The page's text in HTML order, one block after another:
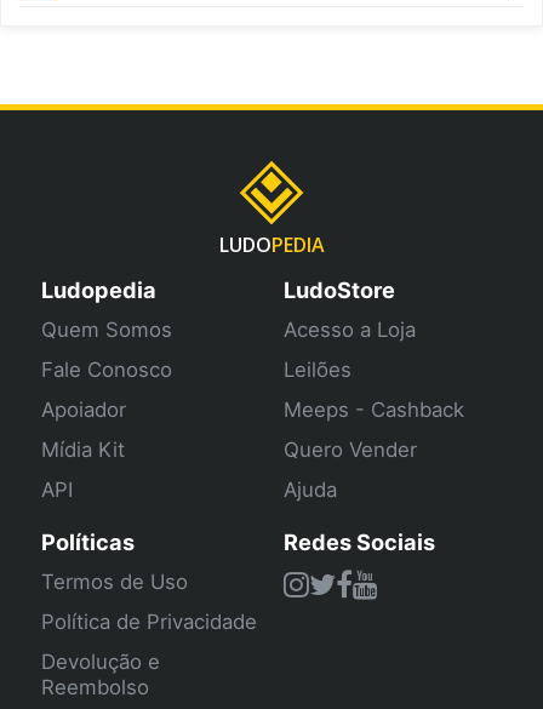
LUDOPEDIA
Ludopedia
Quem Somos
Fale Conosco
Apoiador
Mídia Kit
API
LudoStore
Acesso a Loja
Leilões
Meeps - Cashback
Quero Vender
Ajuda
Políticas
Termos de Uso
Política de Privacidade
Devolução e
Reembolso
Redes Sociais